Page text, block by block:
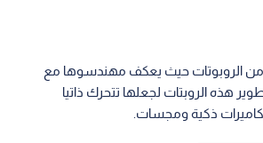
من الروبوتات حيث يعكف مهندسوها مع
هذه الروبتات لجعلها تتحرك ذاتيا
بكاميرات ذكية ومجسات.